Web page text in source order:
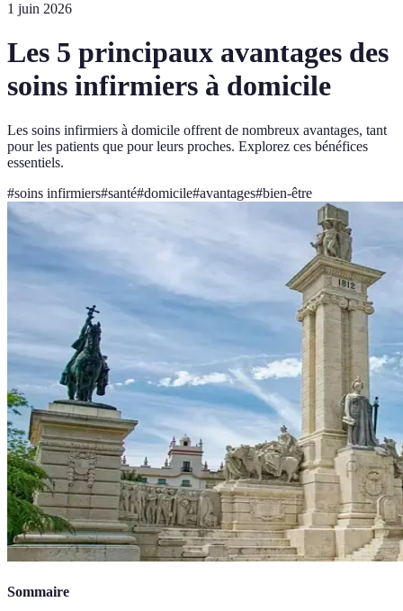
1 juin 2026
Les 5 principaux avantages des
soins infirmiers à domicile
Les soins infirmiers à domicile offrent de nombreux avantages, tant
pour les patients que pour leurs proches. Explorez ces bénéfices
essentiels.
#soins infirmiers#santé#domicile#avantages#bien-être
Sommaire